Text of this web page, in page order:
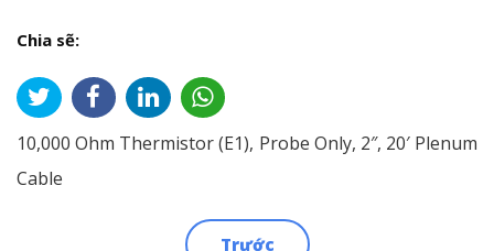
Chia sẽ:
10,000 Ohm Thermistor (E1), Probe Only, 2″, 20′ Plenum
Cable
Trước